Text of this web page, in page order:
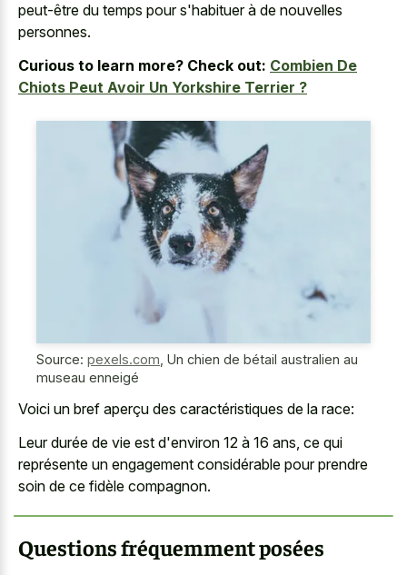
peut-être du temps pour s'habituer à de nouvelles
personnes.
Curious to learn more? Check out: Combien De
Chiots Peut Avoir Un Yorkshire Terrier ?
Source: pexels.com Un chien de bétail australien au
museau enneigé
Voici un bref aperçu des caractéristiques de la race:
Leur durée de vie est d'environ 12 à 16 ans, ce qui
représente un engagement considérable pour prendre
soin de ce fidèle compagnon.
Questions fréquemment posées